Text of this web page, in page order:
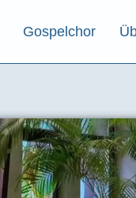
Gospelchor